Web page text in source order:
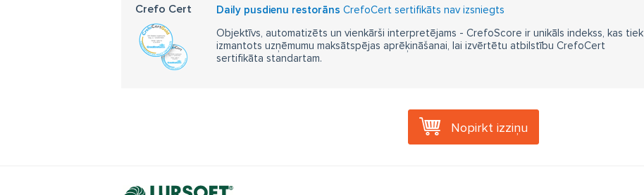
Crefo Cert Daily pusdienu restorāns CrefoCert sertifikāts nav izsniegts
Objektīvs, automatizēts un vienkārši interpretējams - CrefoScore ir unikāls indekss, kas tiek
izmantots uzņēmumu maksātspējas aprēķināšanai, lai izvērtētu atbilstību CrefoCert
sertifikāta standartam.
Nopirkt izziņu